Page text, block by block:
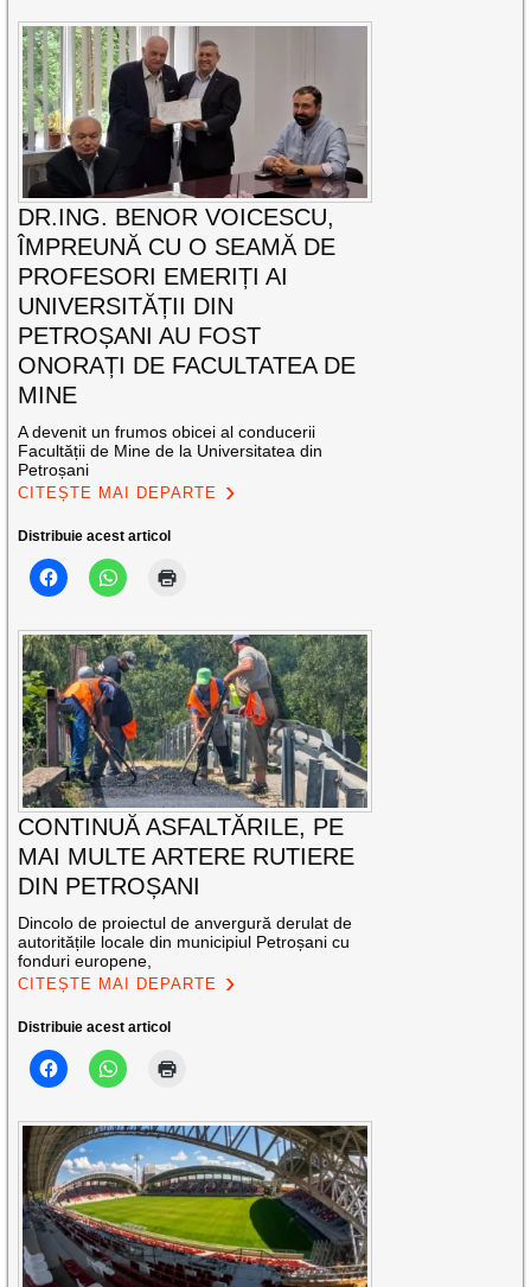
DR.ING. BENOR VOICESCU,
ÎMPREUNĂ CU O SEAMĂ DE
PROFESORI EMERIȚI AI
UNIVERSITĂȚII DIN
PETROȘANI AU FOST
ONORAȚI DE FACULTATEA DE
MINE
A devenit un frumos obicei al conducerii
Facultății de Mine de la Universitatea din
Petroșani
CITEȘTE MAI DEPARTE
Distribuie acest articol
CONTINUĂ ASFALTĂRILE, PE
MAI MULTE ARTERE RUTIERE
DIN PETROȘANI
Dincolo de proiectul de anvergură derulat de
autoritățile locale din municipiul Petroșani cu
fonduri europene,
CITEȘTE MAI DEPARTE
Distribuie acest articol